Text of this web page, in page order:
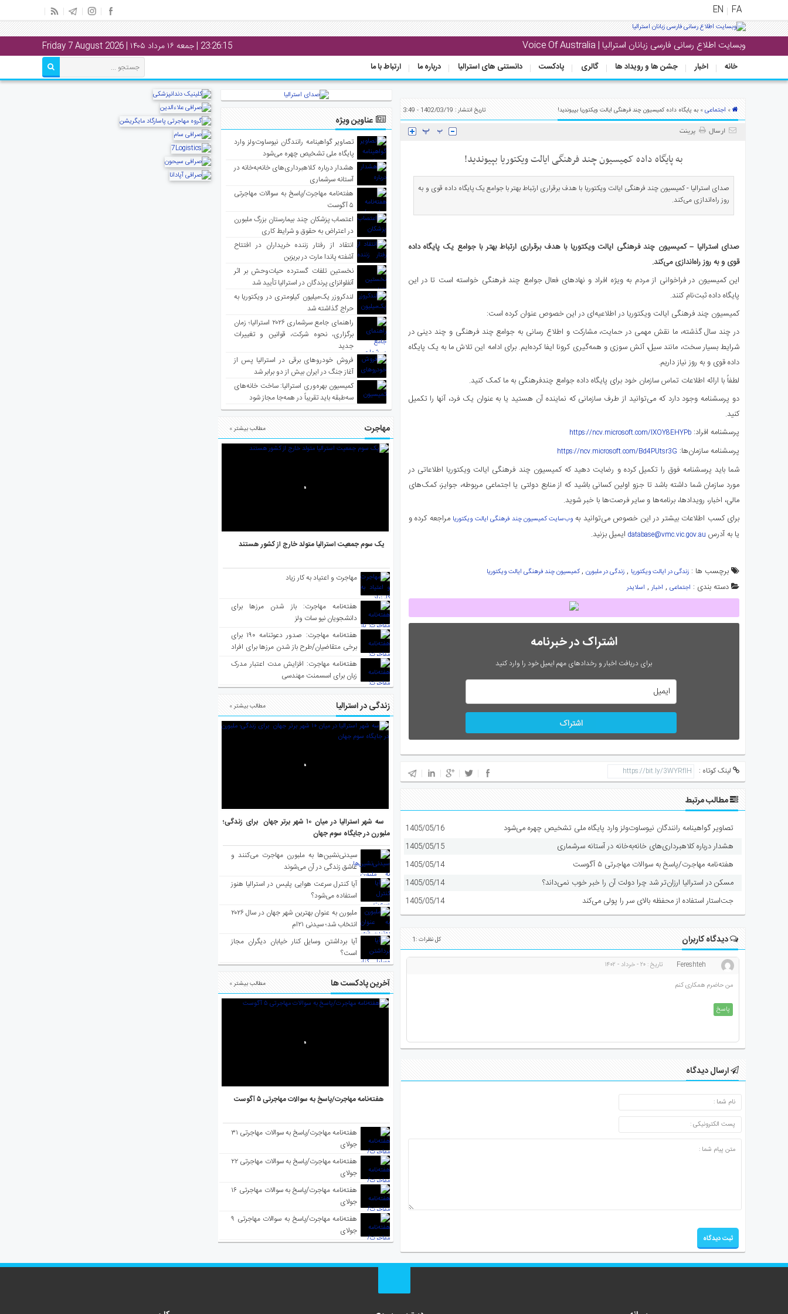
FA
EN
وبسایت اطلاع رسانی فارسی زبانان استرالیا | Voice Of Australia 23:26:15 | جمعه ۱۶ مرداد ۱۴۰۵ | Friday 7 August 2026
خانه اخبار جشن ها و رویداد ها گالری پادکست دانستنی های استرالیا درباره ما ارتباط با ما
اصلی
خانه
» اجتماعی» به پایگاه داده کمیسیون چند فرهنگی ایالت ویکتوریا بپیوندید! تاریخ انتشار : 1402/03/19 - 3:49
ارسال پرینت
به پایگاه داده کمیسیون چند فرهنگی ایالت ویکتوریا بپیوندید!
صدای استرالیا - کمیسیون چند فرهنگی ایالت ویکتوریا با هدف برقراری ارتباط بهتر با جوامع یک پایگاه داده قوی و به
روز راه‌اندازی می‌کند.
صدای استرالیا – کمیسیون چند فرهنگی ایالت ویکتوریا با هدف برقراری ارتباط بهتر با جوامع یک پایگاه داده
قوی و به روز راه‌اندازی می‌کند.
این کمیسیون در فراخوانی از مردم به ویژه افراد و نهادهای فعال جوامع چند فرهنگی خواسته است تا در این
پایگاه داده ثبت‌نام کنند.
کمیسیون چند فرهنگی ایالت ویکتوریا در اطلاعیه‌ای در این خصوص عنوان کرده است:
در چند سال گذشته، ما نقش مهمی در حمایت، مشارکت و اطلاع رسانی به جوامع چند فرهنگی و چند دینی در
شرایط بسیار سخت، مانند سیل، آتش سوزی و همه‌گیری کرونا ایفا کرده‌ایم. برای ادامه این تلاش ما به یک پایگاه
داده قوی و به روز نیاز داریم.
لطفاً با ارائه اطلاعات تماس سازمان خود برای پایگاه داده جوامع چندفرهنگی به ما کمک کنید.
دو پرسشنامه وجود دارد که می‌توانید از طرف سازمانی که نماینده آن هستید یا به عنوان یک فرد، آنها را تکمیل
کنید.
پرسشنامه افراد: https://ncv.microsoft.com/lXOY8EHYPb
پرسشنامه سازمان‌ها: https://ncv.microsoft.com/Bd4PUtsr3G
شما باید پرسشنامه فوق را تکمیل کرده و رضایت دهید که کمیسیون چند فرهنگی ایالت ویکتوریا اطلاعاتی در
مورد سازمان شما داشته باشد تا جزو اولین کسانی باشید که از منابع دولتی یا اجتماعی مربوطه، جوایز، کمک‌های
مالی، اخبار، رویدادها، برنامه‌ها و سایر فرصت‌ها با خبر شوید.
برای کسب اطلاعات بیشتر در این خصوص می‌توانید بهوب‌سایت کمیسیون چند فرهنگی ایالت ویکتوریا مراجعه کرده و
یا به آدرس database@vmc.vic.gov.au ایمیل بزنید.
برچسب ها : زندگی در ایالت ویکتوریا , زندگی در ملبورن ,کمیسیون چند فرهنگی ایالت ویکتوریا
دسته بندی : اجتماعی , اخبار, اسلایدر
اشتراک در خبرنامه
برای دریافت اخبار و رخدادهای مهم ایمیل خود را وارد کنید
اشتراک
لینک کوتاه :
مطالب مرتبط
تصاویر گواهینامه رانندگان نیوساوت‌ولز وارد پایگاه ملی تشخیص چهره می‌شود 1405/05/16
هشدار درباره کلاهبرداری‌های خانه‌به‌خانه در آستانه سرشماری 1405/05/15
هفته‌نامه مهاجرت/پاسخ به سوالات مهاجرتی ۵ آگوست 1405/05/14
مسکن در استرالیا ارزان‌تر شد چرا دولت آن را خبر خوب نمی‌داند؟ 1405/05/14
جت‌استار استفاده از محفظه بالای سر را پولی می‌کند 1405/05/14
دیدگاه کاربران کل نظرات :1
Fereshteh
تاریخ : ۲۰ - خرداد - ۱۴۰۲
من حاضرم همکاری کنم
پاسخ
ارسال دیدگاه
عناوین ویژه
تصاویر گواهینامه رانندگان نیوساوت‌ولز وارد
پایگاه ملی تشخیص چهره می‌شود
هشدار درباره کلاهبرداری‌های خانه‌به‌خانه در
آستانه سرشماری
هفته‌نامه مهاجرت/پاسخ به سوالات مهاجرتی
۵ آگوست
اعتصاب پزشکان چند بیمارستان بزرگ ملبورن
در اعتراض به حقوق و شرایط کاری
انتقاد از رفتار زننده خریداران در افتتاح
آشفته پاندا مارت در بریزبن
نخستین تلفات گسترده حیات‌وحش بر اثر
آنفلوانزای پرندگان در استرالیا تأیید شد
لندکروزر یک‌میلیون کیلومتری در ویکتوریا به
حراج گذاشته شد
راهنمای جامع سرشماری ۲۰۲۶ استرالیا؛ زمان
برگزاری، نحوه شرکت، قوانین و تغییرات
جدید
فروش خودروهای برقی در استرالیا پس از
آغاز جنگ در ایران بیش از دو برابر شد
کمیسیون بهره‌وری استرالیا: ساخت خانه‌های
سه‌طبقه باید تقریباً در همه‌جا مجاز شود
مهاجرت مطالب بیشتر »
یک سوم جمعیت استرالیا متولد خارج از کشور هستند
مهاجرت و اعتیاد به کار زیاد
هفته‌نامه مهاجرت: باز شدن مرزها برای
دانشجویان نیو سات ولز
هفته‌نامه مهاجرت: صدور دعوتنامه ۱۹۰ برای
برخی متقاضیان/طرح باز شدن مرزها برای افراد
واکسینه شده
هفته‌نامه مهاجرت: افزایش مدت اعتبار مدرک
زبان برای اسسمنت مهندسی
زندگی در استرالیا مطالب بیشتر »
سه شهر استرالیا در میان ۱۰ شهر برتر جهان برای زندگی؛
ملبورن در جایگاه سوم جهان
سیدنی‌نشین‌ها به ملبورن مهاجرت می‌کنند و
عاشق زندگی در آن می‌شوند
آیا کنترل سرعت هوایی پلیس در استرالیا هنوز
استفاده می‌شود؟
ملبورن به عنوان بهترین شهر جهان در سال ۲۰۲۶
انتخاب شد؛ سیدنی ۲۱‌ام
آیا برداشتن وسایل کنار خیابان دیگران مجاز
است؟
آخرین پادکست ها مطالب بیشتر »
هفته‌نامه مهاجرت/پاسخ به سوالات مهاجرتی ۵ آگوست
هفته‌نامه مهاجرت/پاسخ به سوالات مهاجرتی ۳۱
جولای
هفته‌نامه مهاجرت/پاسخ به سوالات مهاجرتی ۲۲
جولای
هفته‌نامه مهاجرت/پاسخ به سوالات مهاجرتی ۱۶
جولای
هفته‌نامه مهاجرت/پاسخ به سوالات مهاجرتی ۹
جولای